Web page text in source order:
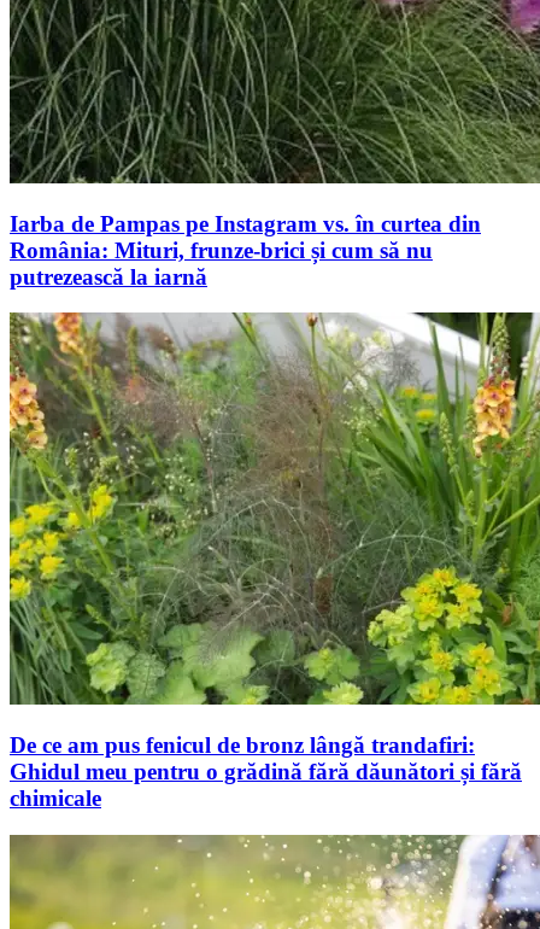
Iarba de Pampas pe Instagram vs. în curtea din
România: Mituri, frunze-brici și cum să nu
putrezească la iarnă
De ce am pus fenicul de bronz lângă trandafiri:
Ghidul meu pentru o grădină fără dăunători și fără
chimicale